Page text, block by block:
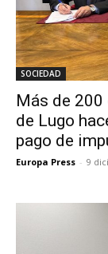
SOCIEDAD
Más de
de Lugo
pago de
Europa Press - 9